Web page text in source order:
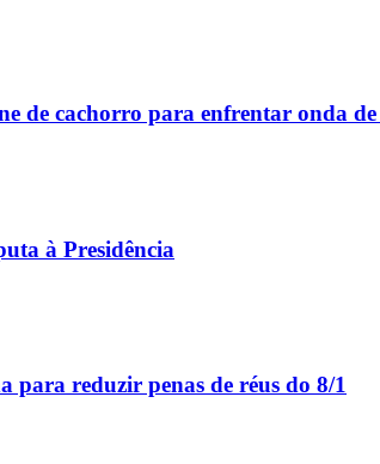
de cachorro para enfrentar onda
à Presidência
para reduzir penas de réus do 8/1